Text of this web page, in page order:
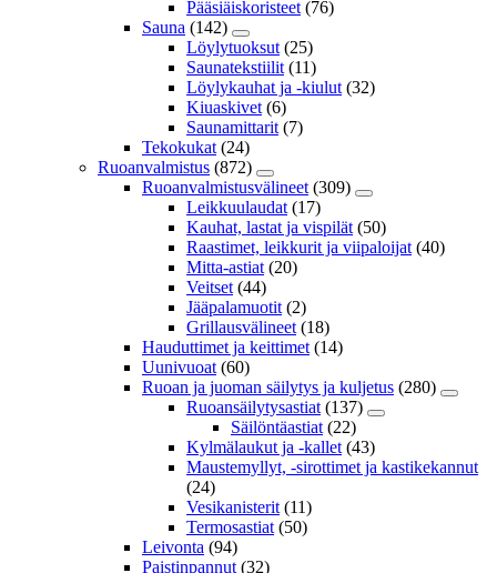
Pääsiäiskoristeet (76)
Sauna (142)
Löylytuoksut (25)
Saunatekstiilit (11)
Löylykauhat ja -kiulut (32)
Kiuaskivet (6)
Saunamittarit (7)
Tekokukat (24)
Ruoanvalmistus (872)
Ruoanvalmistusvälineet (309)
Leikkuulaudat (17)
Kauhat, lastat ja vispilät (50)
Raastimet, leikkurit ja viipaloijat (40)
Mitta-astiat (20)
Veitset (44)
Jääpalamuotit (2)
Grillausvälineet (18)
Hauduttimet ja keittimet (14)
Uunivuoat (60)
Ruoan ja juoman säilytys ja kuljetus (280)
Ruoansäilytysastiat (137)
Säilöntäastiat (22)
Kylmälaukut ja -kallet (43)
Maustemyllyt, -sirottimet ja kastikekannut
(24)
Vesikanisterit (11)
Termosastiat (50)
Leivonta (94)
Paistinpannut (32)